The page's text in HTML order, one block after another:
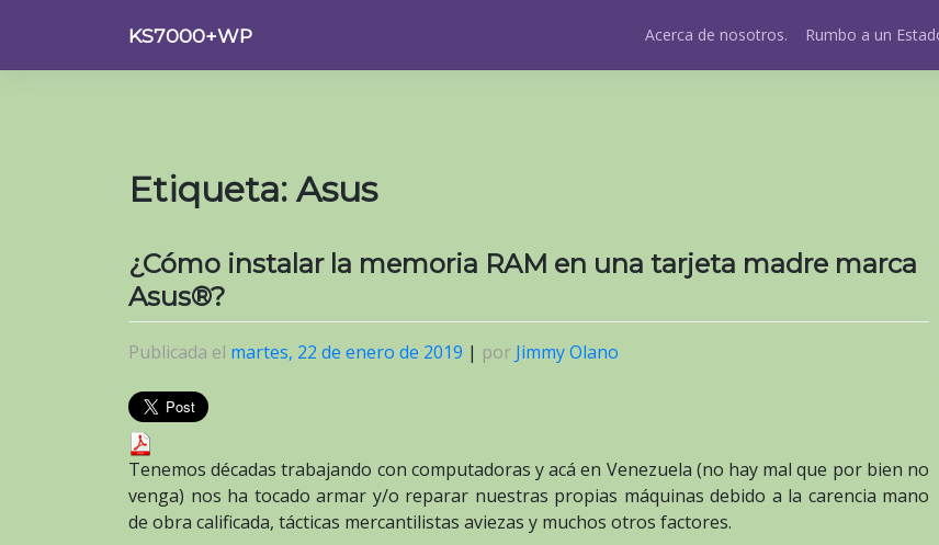
contenido
KS7000+WP Acerca de nosotros. Rumbo a un
Etiqueta: Asus
¿Cómo instalar la memoria RAM en una tarjeta madre marca
Asus®?
Publicada el martes, 22 de enero de 2019 | por Jimmy Olano
Tenemos décadas trabajando con computadoras y acá en Venezuela (no hay mal que por bien no
venga) nos ha tocado armar y/o reparar nuestras propias máquinas debido a la carencia mano
de obra calificada, tácticas mercantilistas aviezas y muchos otros factores.